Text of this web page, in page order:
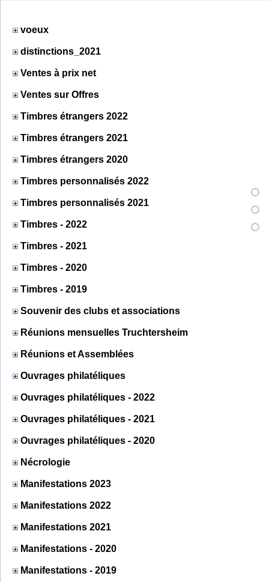
voeux
distinctions_2021
Ventes à prix net
Ventes sur Offres
Timbres étrangers 2022
Timbres étrangers 2021
Timbres étrangers 2020
Timbres personnalisés 2022
Timbres personnalisés 2021
Timbres - 2022
Timbres - 2021
Timbres - 2020
Timbres - 2019
Souvenir des clubs et associations
Réunions mensuelles Truchtersheim
Réunions et Assemblées
Ouvrages philatéliques
Ouvrages philatéliques - 2022
Ouvrages philatéliques - 2021
Ouvrages philatéliques - 2020
Nécrologie
Manifestations 2023
Manifestations 2022
Manifestations 2021
Manifestations - 2020
Manifestations - 2019